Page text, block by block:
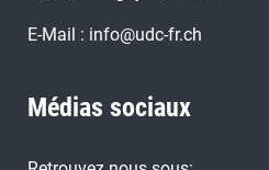
E-Mail : info@udc-fr.ch
Médias sociaux